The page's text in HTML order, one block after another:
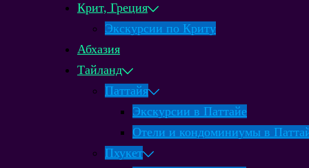
Крит, Греция
Экскурсии по Криту
Абхазия
Тайланд
Паттайя
Экскурсии в Паттайе
Отели и кондоминиумы в
Пхукет